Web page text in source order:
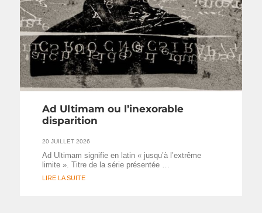
Ad Ultimam ou l’inexorable
disparition
20 JUILLET 2026
Ad Ultimam signifie en latin « jusqu’à l’extrême
limite ». Titre de la série présentée …
LIRE LA SUITE